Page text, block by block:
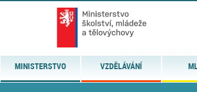
MINISTERSTVO VZDĚLÁVÁNÍ